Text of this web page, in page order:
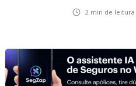
na Ponte Rio-
2 min de leitura